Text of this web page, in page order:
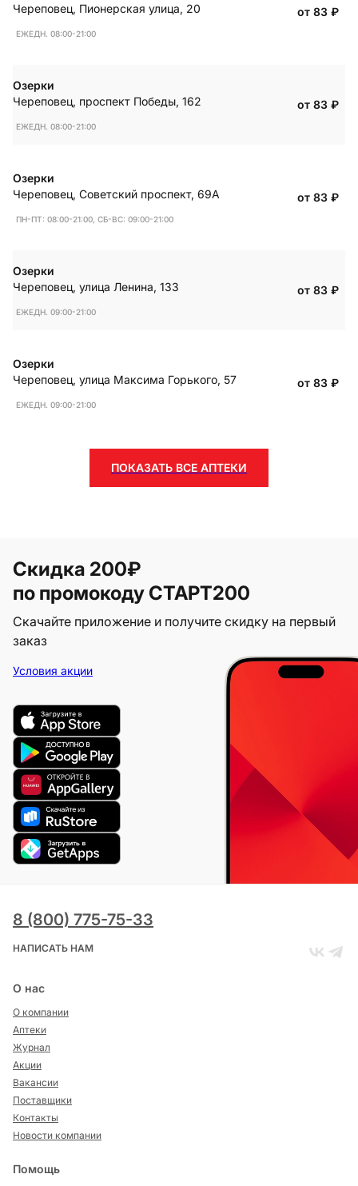
Череповец, Пионерская улица, 20
ЕЖЕДН. 08:00-21:00
от 83 ₽
Озерки
Череповец, проспект Победы, 162
ЕЖЕДН. 08:00-21:00
от 83 ₽
Озерки
Череповец, Советский проспект, 69А
ПН-ПТ: 08:00-21:00, СБ-ВС: 09:00-21:00
от 83 ₽
Озерки
Череповец, улица Ленина, 133
ЕЖЕДН. 09:00-21:00
от 83 ₽
Озерки
Череповец, улица Максима Горького, 57
ЕЖЕДН. 09:00-21:00
от 83 ₽
ПОКАЗАТЬ ВСЕ АПТЕКИ
Скидка 200₽
по промокоду СТАРТ200
Скачайте приложение и получите скидку на первый
заказ
Условия акции
8 (800) 775-75-33
НАПИСАТЬ НАМ
О нас
О компании
Аптеки
Журнал
Акции
Вакансии
Поставщики
Контакты
Новости компании
Помощь